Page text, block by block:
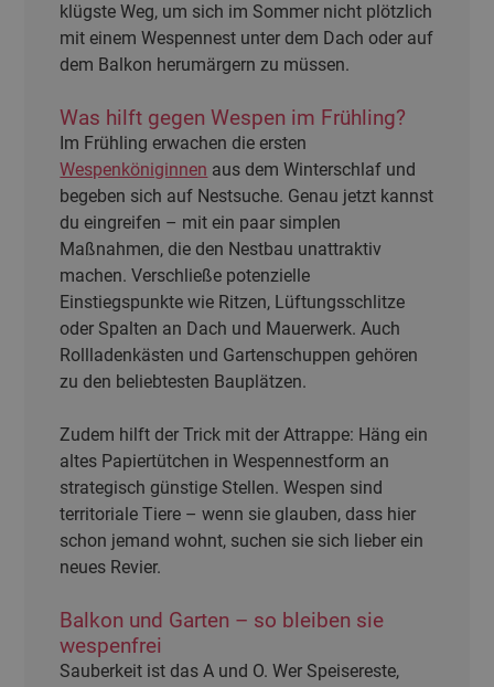
klügste Weg, um sich im Sommer nicht plötzlich
mit einem Wespennest unter dem Dach oder auf
dem Balkon herumärgern zu müssen.
Was hilft gegen Wespen im Frühling?
Im Frühling erwachen die ersten
Wespenköniginnen aus dem Winterschlaf und
begeben sich auf Nestsuche. Genau jetzt kannst
du eingreifen – mit ein paar simplen
Maßnahmen, die den Nestbau unattraktiv
machen. Verschließe potenzielle
Einstiegspunkte wie Ritzen, Lüftungsschlitze
oder Spalten an Dach und Mauerwerk. Auch
Rollladenkästen und Gartenschuppen gehören
zu den beliebtesten Bauplätzen.
Zudem hilft der Trick mit der Attrappe: Häng ein
altes Papiertütchen in Wespennestform an
strategisch günstige Stellen. Wespen sind
territoriale Tiere – wenn sie glauben, dass hier
schon jemand wohnt, suchen sie sich lieber ein
neues Revier.
Balkon und Garten – so bleiben sie
wespenfrei
Sauberkeit ist das A und O. Wer Speisereste,